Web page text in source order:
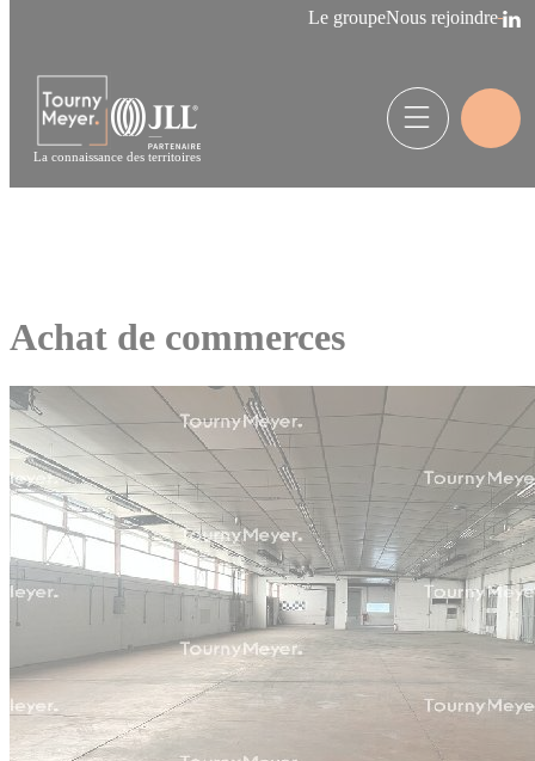
Le groupeNous rejoindre
La connaissance des territoires
Achat de commerces